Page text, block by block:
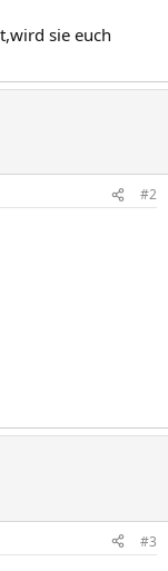
sie euch
#2
#3